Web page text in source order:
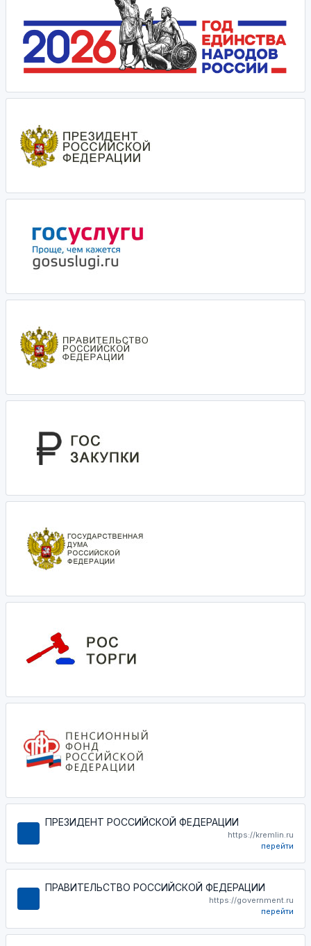
ПРЕЗИДЕНТ РОССИЙСКОЙ ФЕДЕРАЦИИ
https://kremlin.ru
перейти
ПРАВИТЕЛЬСТВО РОССИЙСКОЙ ФЕДЕРАЦИИ
https://government.ru
перейти